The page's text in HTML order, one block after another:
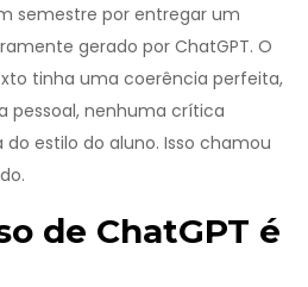
semestre por entregar um
gerado por ChatGPT. O
tinha uma coerência perfeita,
pessoal, nenhuma crítica
estilo do aluno. Isso chamou
de ChatGPT é